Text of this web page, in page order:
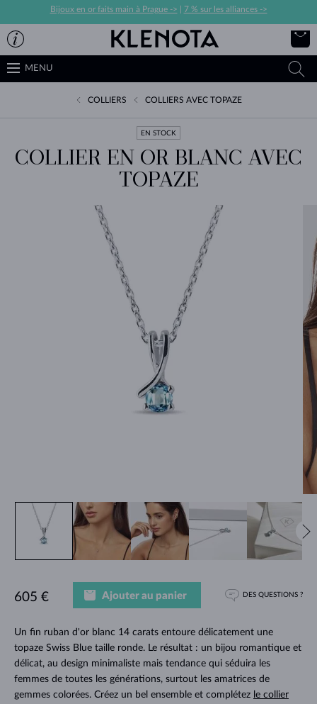
Bijoux en or faits main à Prague -> 7 % sur les alliances ->
MENU
COLLIERS COLLIERS AVEC TOPAZE
EN STOCK
COLLIER EN OR BLANC AVEC
TOPAZE
Un fin ruban d'or blanc 14 carats entoure délicatement une
topaze Swiss Blue taille ronde. Le résultat : un bijou romantique et
délicat, au design minimaliste mais tendance qui séduira les
femmes de toutes les générations, surtout les amatrices de
gemmes colorées. Créez un bel ensemble et complétez le collier
605 € Ajouter au panier DES QUESTIONS ?